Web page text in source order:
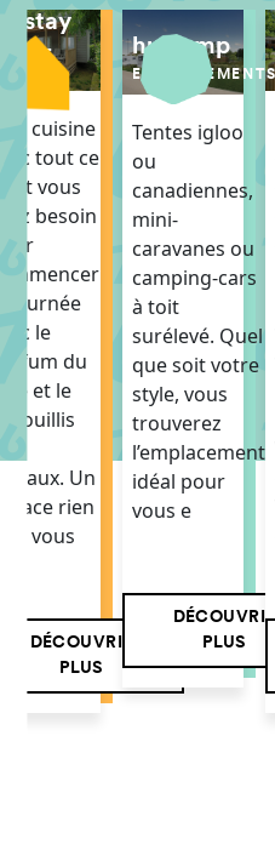
stay
cuisine
tout ce
vous
besoin
journée
le
du
et le
Un
rien
vous
DÉCOUVRIR
PLUS
hu camp
EMPLACEMENTS
Tentes igloo
ou
canadiennes,
mini-
caravanes ou
camping-cars
à toit
surélevé. Quel
que soit votre
style, vous
trouverez
l’emplacement
idéal pour
vous e
PLUS